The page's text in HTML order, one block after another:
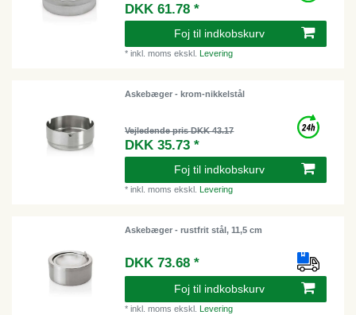
DKK 61.78 *
Foj til indkobskurv
*inkl. moms ekskl.Levering
Askebæger - krom-nikkelstål
Vejledende pris DKK 43.17
DKK 35.73 *
Foj til indkobskurv
*inkl. moms ekskl.Levering
Askebæger - rustfrit stål, 11,5 cm
DKK 73.68 *
Foj til indkobskurv
*inkl. moms ekskl.Levering